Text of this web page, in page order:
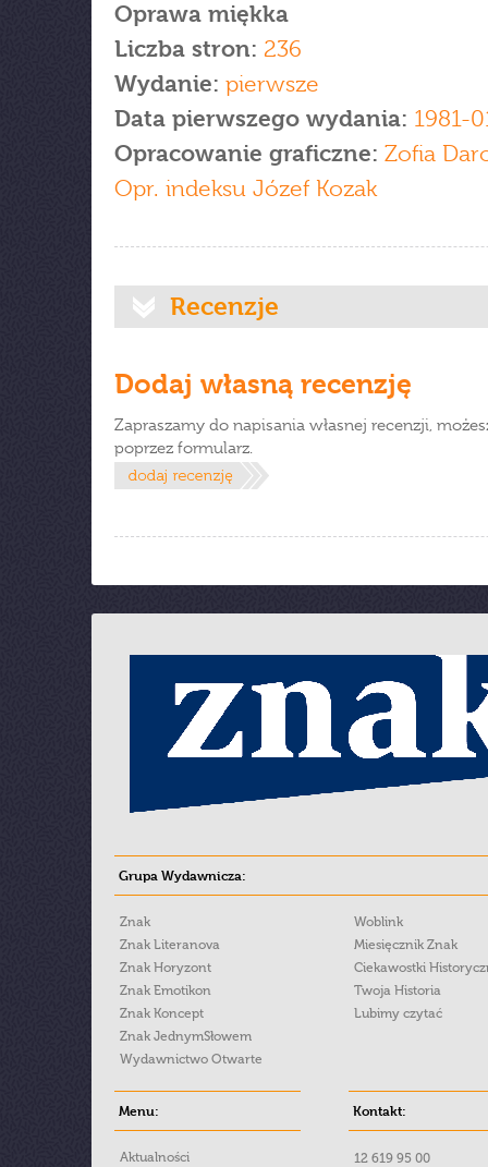
Oprawa miękka
Liczba stron: 236
Wydanie: pierwsze
Data pierwszego wydania: 1981-
Opracowanie graficzne: Zofia
Opr. indeksu Józef Kozak
Recenzje
Dodaj własną recenzję
Zapraszamy do napisania własnej recenzji,
poprzez formularz.
Grupa Wydawnicza:
Znak
Znak Literanova
Znak Horyzont
Znak Emotikon
Znak Koncept
Znak JednymSłowem
Wydawnictwo Otwarte
Woblink
Miesięcznik Znak
Ciekawostki
Twoja Historia
Lubimy czytać
Menu:
Aktualności
Kontakt:
12 619 95 00